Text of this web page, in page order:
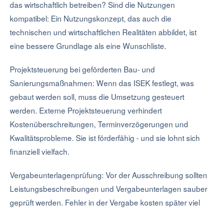
das wirtschaftlich betreiben? Sind die Nutzungen
kompatibel: Ein Nutzungskonzept, das auch die
technischen und wirtschaftlichen Realitäten abbildet, ist
eine bessere Grundlage als eine Wunschliste.
Projektsteuerung bei geförderten Bau- und
Sanierungsmaßnahmen: Wenn das ISEK festlegt, was
gebaut werden soll, muss die Umsetzung gesteuert
werden. Externe Projektsteuerung verhindert
Kostenüberschreitungen, Terminverzögerungen und
Kwalitätsprobleme. Sie ist förderfähig - und sie lohnt sich
finanziell vielfach.
Vergabeunterlagenprüfung: Vor der Ausschreibung sollten
Leistungsbeschreibungen und Vergabeunterlagen sauber
geprüft werden. Fehler in der Vergabe kosten später viel